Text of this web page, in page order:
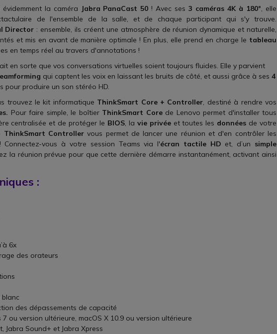
la caméra Jabra PanaCast 50 ! Avec ses3 caméras 4K à 180°, elle
de l'ensemble de la salle, et de chaque participant qui s'y trouve.
Director : ensemble, ils créent une atmosphère de réunion dynamique et naturelle,
et mis en avant de manière optimale ! En plus, elle prend en charge le tableau
en temps réel au travers d'annotations !
en sorte que vos conversations virtuelles soient toujours fluides. Elle y parvient
qui captent les voix en laissant les bruits de côté, et aussi grâce à ses 4
pour produire un son stéréo HD.
trouvez le kit informatique ThinkSmart Core + Controller, destiné à rendre vos
Pour faire simple, le boîtier ThinkSmart Core de Lenovo permet d'installer tous
centralisée et de protéger le BIOS, la vie privéeet toutes les données de votre
ThinkSmart Controllervous permet de lancer une réunion et d'en contrôler les
vous à votre session Teams via l'écran tactile HD et, d’un simple
la réunion prévue pour que cette dernière démarre instantanément, activant ainsi
:
6x
des orateurs
blanc
des dépassements de capacité
ou version ultérieure, macOS X 10.9 ou version ultérieure
Jabra Sound+ et Jabra Xpress